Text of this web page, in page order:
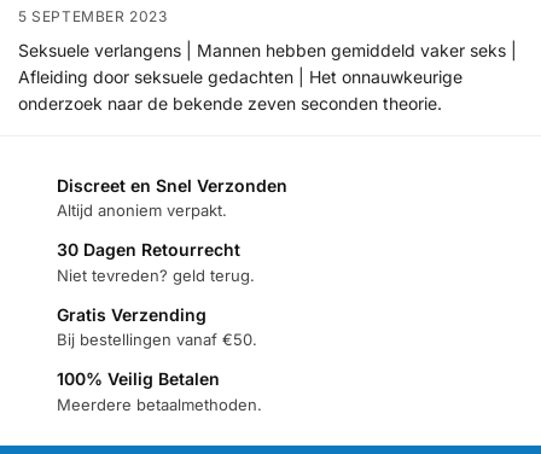
5 SEPTEMBER 2023
Seksuele verlangens | Mannen hebben gemiddeld vaker seks |
Afleiding door seksuele gedachten | Het onnauwkeurige
onderzoek naar de bekende zeven seconden theorie.
Discreet en Snel Verzonden
Altijd anoniem verpakt.
30 Dagen Retourrecht
Niet tevreden? geld terug.
Gratis Verzending
Bij bestellingen vanaf €50.
100% Veilig Betalen
Meerdere betaalmethoden.